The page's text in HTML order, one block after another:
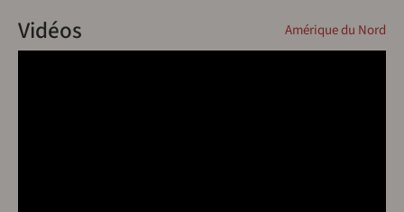
Amérique du Nord
Vidéos